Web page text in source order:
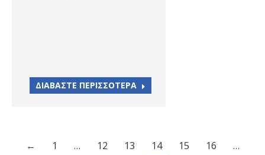
ΔΙΑΒΑΣΤΕ ΠΕΡΙΣΣΟΤΕΡΑ
← 1 … 12 13 14 15 16
…